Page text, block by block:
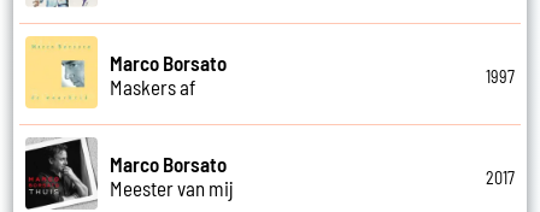
Marco Borsato
Maskers af
1997
Marco Borsato
Meester van mij
2017